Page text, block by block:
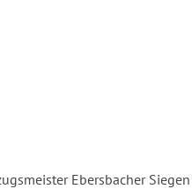
Ebersbacher